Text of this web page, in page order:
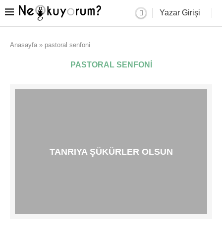
Yazar Girişi
Anasayfa » pastoral senfoni
PASTORAL SENFONI
TANRIYA ŞÜKÜRLER OLSUN